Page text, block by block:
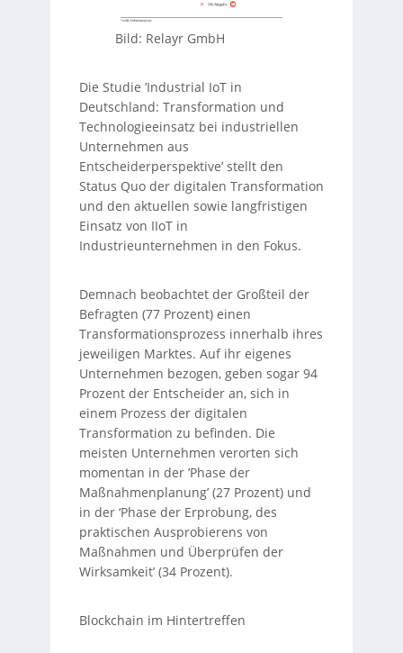
Bild: Relayr GmbH
Die Studie ’Industrial IoT in
Deutschland: Transformation und
Technologieeinsatz bei industriellen
Unternehmen aus
Entscheiderperspektive’ stellt den
Status Quo der digitalen Transformation
und den aktuellen sowie langfristigen
Einsatz von IIoT in
Industrieunternehmen in den Fokus.
Demnach beobachtet der Großteil der
Befragten (77 Prozent) einen
Transformationsprozess innerhalb ihres
jeweiligen Marktes. Auf ihr eigenes
Unternehmen bezogen, geben sogar 94
Prozent der Entscheider an, sich in
einem Prozess der digitalen
Transformation zu befinden. Die
meisten Unternehmen verorten sich
momentan in der ’Phase der
Maßnahmenplanung’ (27 Prozent) und
in der ‘Phase der Erprobung, des
praktischen Ausprobierens von
Maßnahmen und Überprüfen der
Wirksamkeit’ (34 Prozent).
Blockchain im Hintertreffen